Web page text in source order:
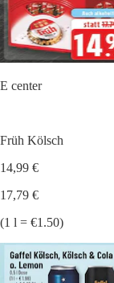
E center
Früh Kölsch
14,99 €
17,79 €
(1 l = €1.50)